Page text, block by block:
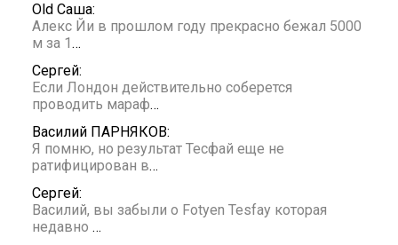
Old Саша:
Алекс Йи в прошлом году прекрасно бежал 5000
м за 1…
Сергей:
Если Лондон действительно соберется
проводить мараф…
Василий ПАРНЯКОВ:
Я помню, но результат Тесфай еще не
ратифицирован в…
Сергей:
Василий, вы забыли о Fotyen Tesfay которая
недавно …